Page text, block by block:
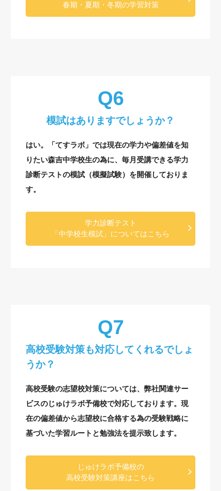
春期・夏期・冬期の学習対策
模試はありますでしょうか？
はい。「てすラボ」では現在の学力や偏差値を知
りたい森吉中学校生の為に、毎月受講できる学力
診断テストの模試（模擬試験）を開催しておりま
す。
学力診断テスト
「中学校生模試」についてはこちら
高校受験対策も対応してくれるでしょ
うか？
高校受験の志望校対策については、弊社関連サー
ビスのじゅけラボ予備校で対応しております。現
在の偏差値から志望校に合格する為の受験戦略に
基づいた学習ルートと勉強法を提示致します。
じゅけラボ予備校の
高校受験対策講座はこちら